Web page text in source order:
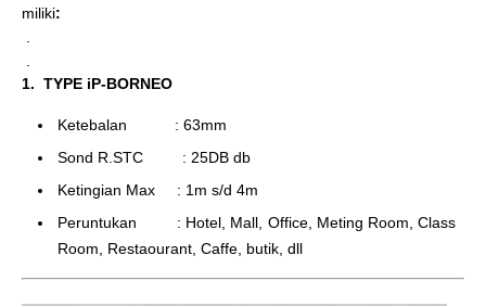
miliki:
1. TYPE iP-BORNEO
Ketebalan : 63mm
Sond R.STC : 25DB db
Ketingian Max : 1m s/d 4m
Peruntukan : Hotel, Mall, Office, Meting Room, Class
Room, Restaourant, Caffe, butik, dll